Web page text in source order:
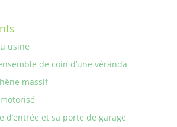
usine
de coin d’une véranda
massif
d’entrée et sa porte de garage